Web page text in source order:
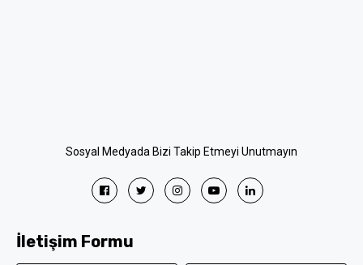
Sosyal Medyada Bizi Takip Etmeyi Unutmayın
İletişim Formu